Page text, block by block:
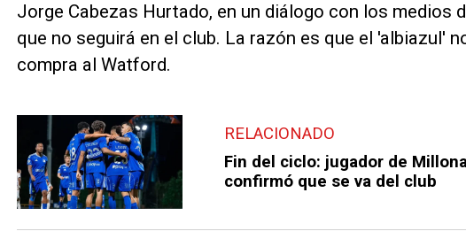
Jorge Cabezas Hurtado, en un diálogo con los medios
que no seguirá en el club. La razón es que el 'albiazul'
compra al Watford.
RELACIONADO
Fin del ciclo: jugador de
confirmó que se va del club